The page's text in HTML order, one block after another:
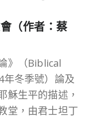
（作者：蔡
》（Biblical
冬季號）論及
穌生平的描述，
堂，由君士坦丁